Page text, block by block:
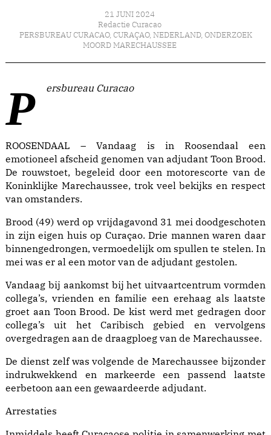
21 JUNI 2024
Redactie Curacao
PERSBUREAU CURACAO, CURAÇAO, NEDERLAND, ONDERZOEK
MOORD MARECHAUSSEE
Persbureau Curacao
ROOSENDAAL – Vandaag is in Roosendaal een
emotioneel afscheid genomen van adjudant Toon Brood.
De rouwstoet, begeleid door een motorescorte van de
Koninklijke Marechaussee, trok veel bekijks en respect
van omstanders.
Brood (49) werd op vrijdagavond 31 mei doodgeschoten
in zijn eigen huis op Curaçao. Drie mannen waren daar
binnengedrongen, vermoedelijk om spullen te stelen. In
mei was er al een motor van de adjudant gestolen.
Vandaag bij aankomst bij het uitvaartcentrum vormden
collega’s, vrienden en familie een erehaag als laatste
groet aan Toon Brood. De kist werd met gedragen door
collega’s uit het Caribisch gebied en vervolgens
overgedragen aan de draagploeg van de Marechaussee.
De dienst zelf was volgende de Marechaussee bijzonder
indrukwekkend en markeerde een passend laatste
eerbetoon aan een gewaardeerde adjudant.
Arrestaties